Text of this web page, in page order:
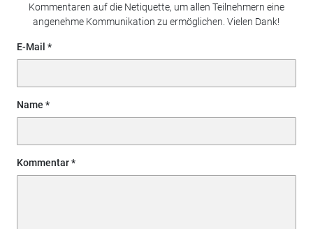
Kommentaren auf die Netiquette, um allen Teilnehmern eine
angenehme Kommunikation zu ermöglichen. Vielen Dank!
E-Mail
Name
Kommentar